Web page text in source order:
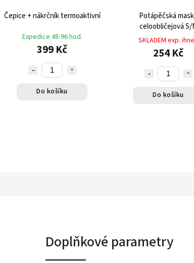
Čepice + nákrčník termoaktivní
Expedice 48-96 hod.
399 Kč
Do košíku
Potápěčská
celoobličejová S/
SKLADEM exp.
254 Kč
Do košíku
Doplňkové parametry